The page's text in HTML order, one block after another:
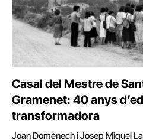
Casal del Mestre de
Gramenet: 40 anys
transformadora
Joan Domènech i Josep Miquel